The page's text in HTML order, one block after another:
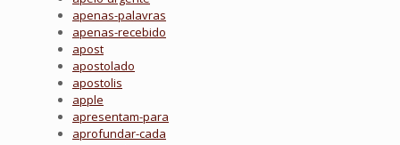
apenas-palavras
apenas-recebido
apost
apostolado
apostolis
apple
apresentam-para
aprofundar-cada